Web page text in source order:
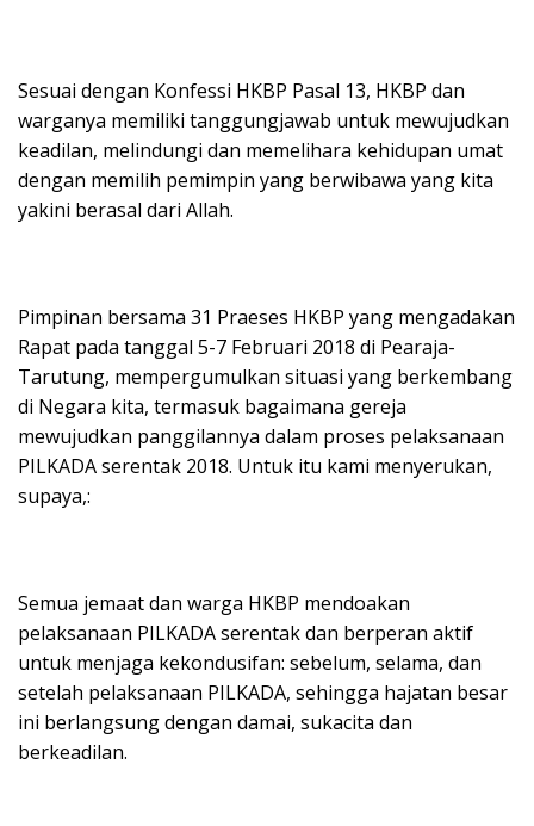
Sesuai dengan Konfessi HKBP Pasal 13, HKBP dan
warganya memiliki tanggungjawab untuk mewujudkan
keadilan, melindungi dan memelihara kehidupan umat
dengan memilih pemimpin yang berwibawa yang kita
yakini berasal dari Allah.
Pimpinan bersama 31 Praeses HKBP yang mengadakan
Rapat pada tanggal 5-7 Februari 2018 di Pearaja-
Tarutung, mempergumulkan situasi yang berkembang
di Negara kita, termasuk bagaimana gereja
mewujudkan panggilannya dalam proses pelaksanaan
PILKADA serentak 2018. Untuk itu kami menyerukan,
supaya,:
Semua jemaat dan warga HKBP mendoakan
pelaksanaan PILKADA serentak dan berperan aktif
untuk menjaga kekondusifan: sebelum, selama, dan
setelah pelaksanaan PILKADA, sehingga hajatan besar
ini berlangsung dengan damai, sukacita dan
berkeadilan.